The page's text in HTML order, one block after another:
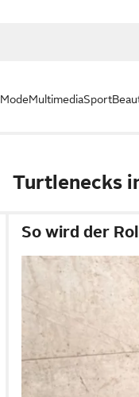
ModeMultimediaSport
Turtlenecks
So wird der